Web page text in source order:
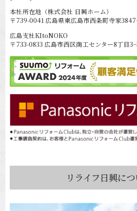
本社所在地（株式会社 日興ホーム）
〒739-0041 広島県東広島市西条町寺家
広島支社KItoNOKO
〒733-0833 広島市西区商工センター8丁目
リライフ日興に